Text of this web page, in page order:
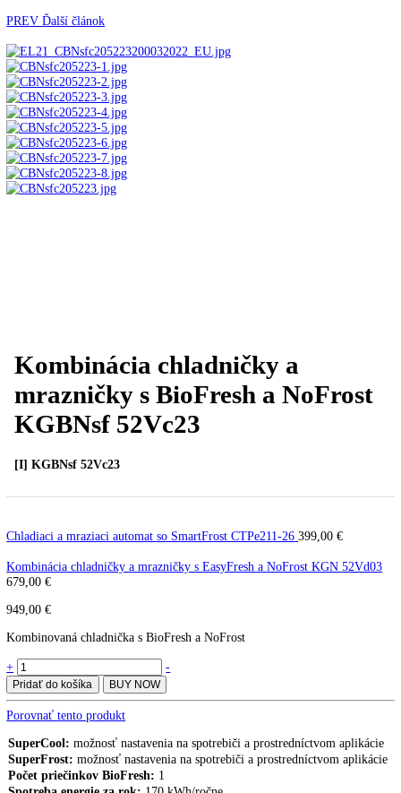
Kávy
Uncategorized
ÚvodVoľne stojace spotrebiče
chladničkymraziak dole
mrazničky s BioFresh a NoFrost KGBNsf 52Vc23
Kombinácia chladničky a
mrazničky s BioFresh a
KGBNsf 52Vc23
[I] KGBNsf 52Vc23
Chladiaci a mraziaci automat so SmartFrost CTPe211-26